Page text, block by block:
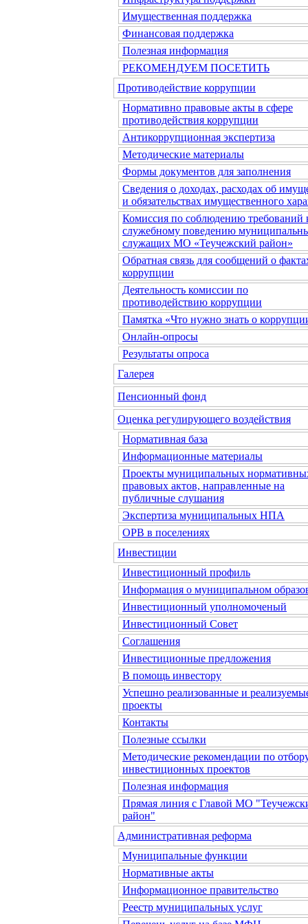
Имущественная поддержка
Финансовая поддержка
Полезная информация
РЕКОМЕНДУЕМ ПОСЕТИТЬ
Противодействие коррупции
Нормативно правовые акты в сфере
противодействия коррупции
Антикоррупционная экспертиза
Методические материалы
Формы документов для заполнения
Сведения о доходах, расходах об
и обязательствах имущественного
Комиссия по соблюдению требований
служебному поведению
служащих МО «Теучежский район»
Обратная связь для сообщений о
коррупции
Деятельность комиссии по
противодействию коррупции
Памятка «Что нужно знать о
Онлайн-опросы
Результаты опроса
Галерея
Пенсионный фонд
Оценка регулирующего воздействия
Нормативная база
Информационные материалы
Проекты муниципальных
правовых актов, направленные на
публичные слушания
Экспертиза муниципальных НПА
ОРВ в поселениях
Инвестиции
Инвестиционный профиль
Информация о муниципальном
Инвестиционный уполномоченый
Инвестиционный Совет
Соглашения
Инвестиционные предложения
В помощь инвестору
Успешно реализованные и
проекты
Контакты
Полезные ссылки
Методические рекомендации по
инвестиционных проектов
Полезная информация
Прямая линия с Главой МО
район"
Административная реформа
Муниципальные функции
Нормативные акты
Информационное правительство
Реестр муниципальных услуг